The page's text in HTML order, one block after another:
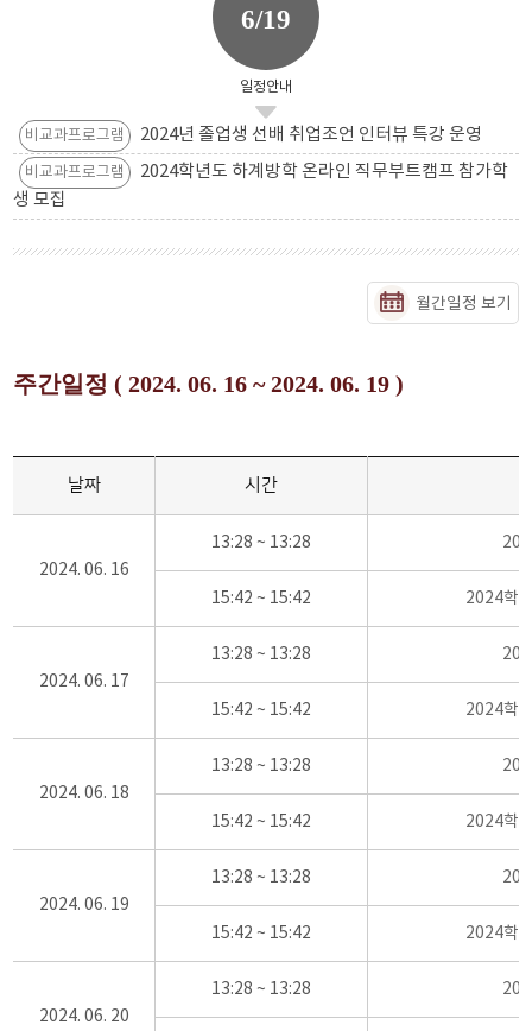
6/19
일정안내
비교과프로그램 2024년 졸업생 선배 취업조언 인터뷰 특강 운영
비교과프로그램
2024학년도 하계방학 온라인 직무부트캠프 참가학
생 모집
월간일정 보기
주간일정 ( 2024. 06. 16 ~ 2024. 06. 19 )
날짜 시간
2024. 06. 16
13:28 ~ 13:28
15:42 ~ 15:42 2024학
2024. 06. 17
13:28 ~ 13:28
15:42 ~ 15:42 2024학
2024. 06. 18
13:28 ~ 13:28
15:42 ~ 15:42 2024학
2024. 06. 19
13:28 ~ 13:28
15:42 ~ 15:42 2024학
2024. 06. 20
13:28 ~ 13:28